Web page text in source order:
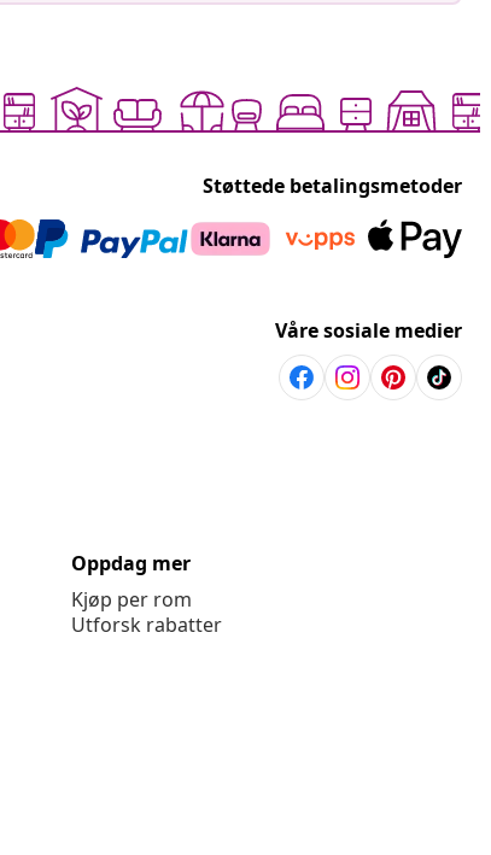
Støttede betalingsmetoder
Våre sosiale medier
Oppdag mer
Kjøp per rom
Utforsk rabatter